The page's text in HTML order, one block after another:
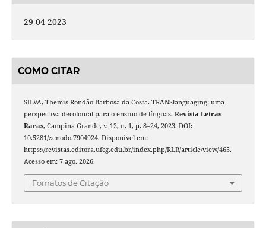
29-04-2023
COMO CITAR
SILVA, Themis Rondão Barbosa da Costa. TRANSlanguaging: uma
perspectiva decolonial para o ensino de línguas. Revista Letras
Raras, Campina Grande, v. 12, n. 1, p. 8–24, 2023. DOI:
10.5281/zenodo.7904924. Disponível em:
https://revistas.editora.ufcg.edu.br/index.php/RLR/article/view/465.
Acesso em: 7 ago. 2026.
Fomatos de Citação